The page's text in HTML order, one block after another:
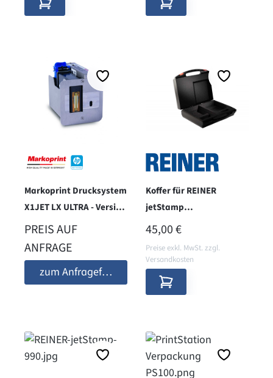
Markoprint Drucksystem
X1JET LX ULTRA - Version
Print
PREIS AUF
ANFRAGE
zum Anfrageformular
Koffer für REINER
jetStamp
940/970/990/1025
REGULÄRER PREIS:
45,00 €
Preise exkl. MwSt. zzgl.
Versandkosten